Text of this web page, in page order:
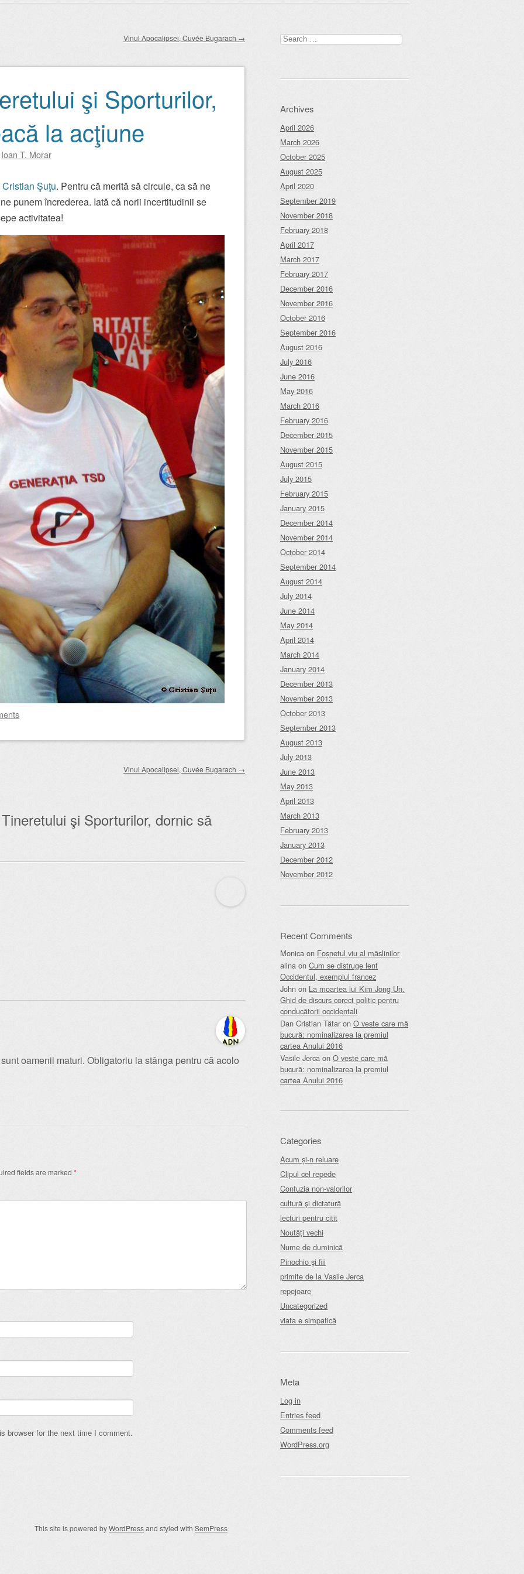
Vinul Apocalipsei, Cuvée Bugarach →
şi Sporturilor,
la acţiune
Ioan T. Morar
Cristian Şuţu. Pentru că merită să circule, ca să ne
punem încrederea. Iată că norii incertitudinii se
activitatea!
Vinul Apocalipsei, Cuvée Bugarach →
şi Sporturilor, dornic să
oamenii maturi. Obligatoriu la stânga pentru că acolo
fields are marked *
browser for the next time I comment.
Search
for:
Archives
April 2026
March 2026
October 2025
August 2025
April 2020
September 2019
November 2018
February 2018
April 2017
March 2017
February 2017
December 2016
November 2016
October 2016
September 2016
August 2016
July 2016
June 2016
May 2016
March 2016
February 2016
December 2015
November 2015
August 2015
July 2015
February 2015
January 2015
December 2014
November 2014
October 2014
September 2014
August 2014
July 2014
June 2014
May 2014
April 2014
March 2014
January 2014
December 2013
November 2013
October 2013
September 2013
August 2013
July 2013
June 2013
May 2013
April 2013
March 2013
February 2013
January 2013
December 2012
November 2012
Recent Comments
Monica on Foșnetul viu al măslinilor
alina on Cum se distruge lent
Occidentul, exemplul francez
John on La moartea lui Kim Jong Un.
Ghid de discurs corect politic pentru
conducătorii occidentali
Dan Cristian Tătar on O veste care mă
bucură: nominalizarea la premiul
cartea Anului 2016
Vasile Jerca on O veste care mă
bucură: nominalizarea la premiul
cartea Anului 2016
Categories
Acum și-n reluare
Clipul cel repede
Confuzia non-valorilor
cultură şi dictatură
lecturi pentru citit
Noutăţi vechi
Nume de duminică
Pinochio şi fiii
primite de la Vasile Jerca
repejoare
Uncategorized
viata e simpatică
Meta
Log in
Entries feed
Comments feed
WordPress.org
This site is powered byWordPressand styled with SemPress